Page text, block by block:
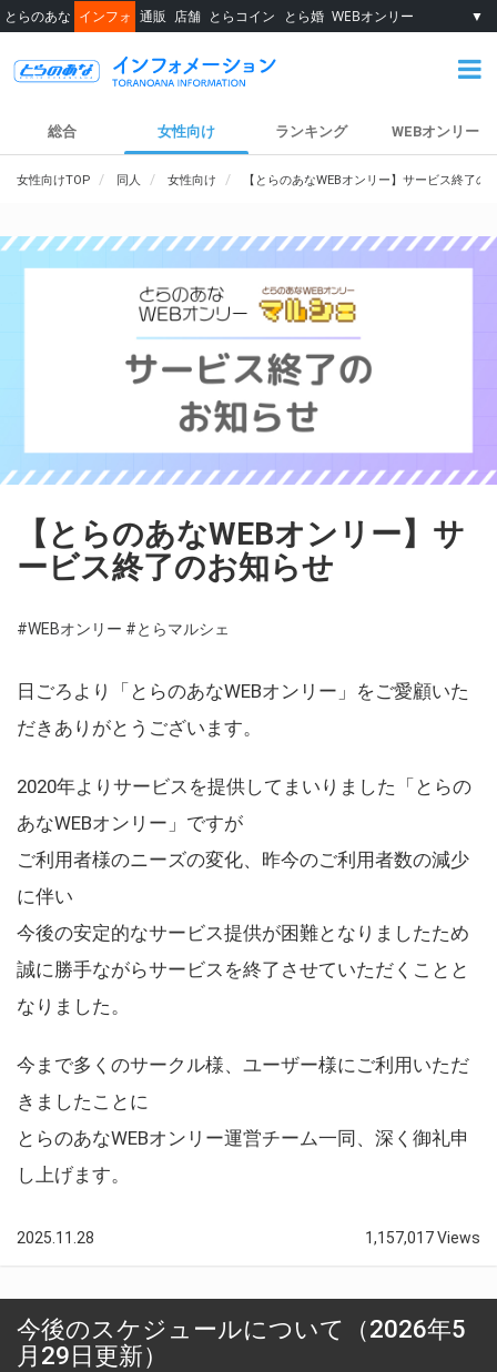
とらのあな インフォ 通販 店舗 とらコイン とら婚 WEBオンリー ▼
総合 女性向け ランキング WEBオンリー
女性向けTOP 同人 女性向け 【とらのあなWEBオンリー】サービス終了の
【とらのあなWEBオンリー】サ
ービス終了のお知らせ
#WEBオンリー #とらマルシェ
日ごろより「とらのあなWEBオンリー」をご愛顧いた
だきありがとうございます。
2020年よりサービスを提供してまいりました「とらの
あなWEBオンリー」ですが
ご利用者様のニーズの変化、昨今のご利用者数の減少
に伴い
今後の安定的なサービス提供が困難となりましたため
誠に勝手ながらサービスを終了させていただくことと
なりました。
今まで多くのサークル様、ユーザー様にご利用いただ
きましたことに
とらのあなWEBオンリー運営チーム一同、深く御礼申
し上げます。
2025.11.28 1,157,017 Views
今後のスケジュールについて（2026年5
月29日更新）